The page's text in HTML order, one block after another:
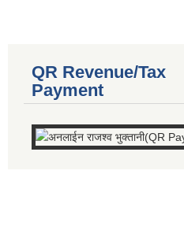
QR Revenue/Tax
Payment